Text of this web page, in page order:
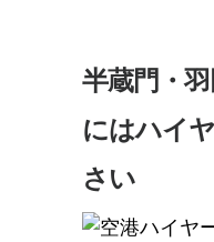
半蔵門・
にはハイ
さい